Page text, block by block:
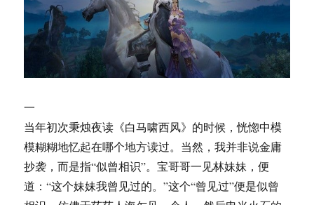
一
当年初次秉烛夜读《白马啸西风》的时候，恍惚中模
模糊糊地忆起在哪个地方读过。当然，我并非说金庸
抄袭，而是指“似曾相识”。宝哥哥一见林妹妹，便
道：“这个妹妹我曾见过的。”这个“曾见过”便是似曾